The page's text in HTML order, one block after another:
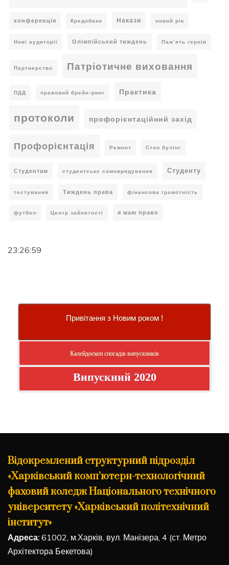
конференція Кредобанк Накази новий рік
Нові аудиторії Олімпійський тиждень Пам’ять героїв
Партнерство Патріотичне виховання
ПДД правовий брейн-ринг Практика
протоколи профорієнтаційний захід
Профорієнтація Ремонт Стоп булінг
Студентам студентське самоврядування Студенту
тестування Тиждень права фінансова грамотність
футбол Центр зайнятості я маю право
23:27:00
Привітання з Новим роком !
Калейдоскоп спогадів випускників
Випускний 2020
Відокремлений структурний підрозділ
«Харківський комп’ютерн-технологічний
фаховий коледж Національного технічного
університету «Харківський політехнічний
інститут»
Адреса: 61002, м.Харків, вул. Манізера, 4 (ст. Метро
Архітектора Бекетова)